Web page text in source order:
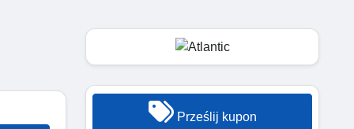
Prześlij kupon